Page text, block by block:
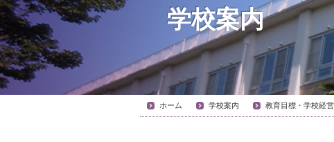
学校案内
ホーム 学校案内 教育目標・学校経